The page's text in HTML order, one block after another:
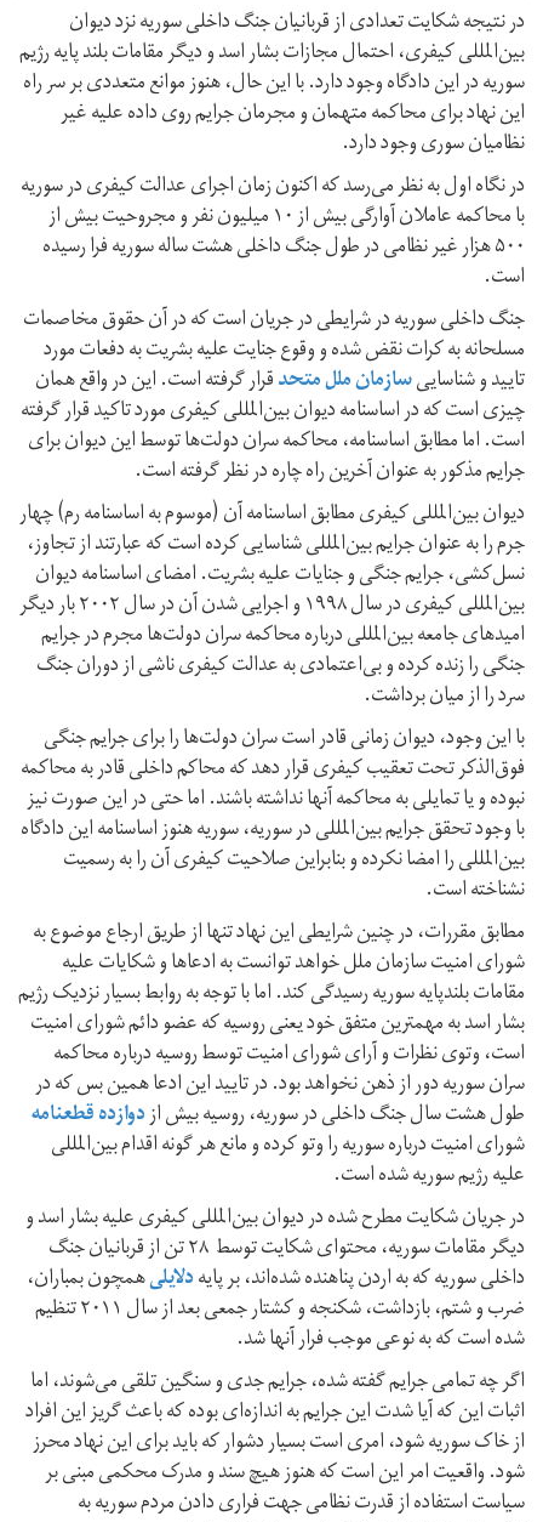
در نتیجه شکایت تعدادی از قربانیان جنگ داخلی سوریه نزد دیوان
بین‌المللی کیفری، احتمال مجازات بشار اسد و دیگر مقامات بلند پایه رژیم
سوریه در این دادگاه وجود دارد. با این حال، هنوز موانع متعددی بر سر راه
این نهاد برای محاکمه متهمان و مجرمان جرایم روی داده علیه غیر
نظامیان سوری وجود دارد.
در نگاه اول به نظر می‌رسد که اکنون زمان اجرای عدالت کیفری در سوریه
با محاکمه عاملان آوارگی بیش از ۱۰ میلیون نفر و مجروحیت بیش از
۵۰۰ هزار غیر نظامی در طول جنگ داخلی هشت ساله سوریه فرا رسیده
است.
جنگ داخلی سوریه در شرایطی در جریان است که در آن حقوق مخاصمات
مسلحانه به کرات نقض شده و وقوع جنایت علیه بشریت به دفعات مورد
تایید و شناساییسازمان ملل متحدقرار گرفته است. این در واقع همان
چیزی است که در اساسنامه دیوان بین‌المللی کیفری مورد تاکید قرار گرفته
است. اما مطابق اساسنامه، محاکمه سران دولت‌ها توسط این دیوان برای
جرایم مذکور به عنوان آخرین راه چاره در نظر گرفته است.
دیوان بین‌المللی کیفری مطابق اساسنامه آن (موسوم به اساسنامه رم) چهار
جرم را به عنوان جرایم بین‌المللی شناسایی کرده است که عبارتند از تجاوز،
نسل‌کشی، جرایم جنگی و جنایات علیه بشریت. امضای اساسنامه دیوان
بین‌المللی کیفری در سال ۱۹۹۸ و اجرایی شدن آن در سال ۲۰۰۲ بار دیگر
امیدهای جامعه بین‌المللی درباره محاکمه سران دولت‌ها مجرم در جرایم
جنگی را زنده کرده و بی‌اعتمادی به عدالت کیفری ناشی از دوران جنگ
سرد را از میان برداشت.
با این وجود، دیوان زمانی قادر است سران دولت‌ها را برای جرایم جنگی
فوق‌الذکر تحت تعقیب کیفری قرار دهد که محاکم داخلی قادر به محاکمه
نبوده و یا تمایلی به محاکمه آنها نداشته باشند. اما حتی در این صورت نیز
با وجود تحقق جرایم بین‌المللی در سوریه، سوریه هنوز اساسنامه این دادگاه
بین‌المللی را امضا نکرده و بنابراین صلاحیت کیفری آن را به رسمیت
نشناخته است.
مطابق مقررات، در چنین شرایطی این نهاد تنها از طریق ارجاع موضوع به
شورای امنیت سازمان ملل خواهد توانست به ادعاها و شکایات علیه
مقامات بلندپایه سوریه رسیدگی کند. اما با توجه به روابط بسیار نزدیک رژیم
بشار اسد به مهمترین متفق خود یعنی روسیه که عضو دائم شورای امنیت
است، وتوی نظرات و آرای شورای امنیت توسط روسیه درباره محاکمه
سران سوریه دور از ذهن نخواهد بود. در تایید این ادعا همین بس که در
طول هشت سال جنگ داخلی در سوریه، روسیه بیش ازدوازده قطعنامه
شورای امنیت درباره سوریه را وتو کرده و مانع هر گونه اقدام بین‌المللی
علیه رژیم سوریه شده است.
در جریان شکایت مطرح شده در دیوان بین‌المللی کیفری علیه بشار اسد و
دیگر مقامات سوریه، محتوای شکایت توسط ۲۸ تن از قربانیان جنگ
داخلی سوریه که به اردن پناهنده شده‌اند، بر پایهدلایلیهمچون بمباران،
ضرب و شتم، بازداشت، شکنجه و کشتار جمعی بعد از سال ۲۰۱۱ تنظیم
شده است که به نوعی موجب فرار آنها شد.
اگر چه تمامی جرایم گفته شده، جرایم جدی و سنگین تلقی می‌شوند، اما
اثبات این که آیا شدت این جرایم به اندازه‌ای بوده که باعث گریز این افراد
از خاک سوریه شود، امری است بسیار دشوار که باید برای این نهاد محرز
شود. واقعیت امر این است که هنوز هیچ سند و مدرک محکمی مبنی بر
سیاست استفاده از قدرت نظامی جهت فراری دادن مردم سوریه به